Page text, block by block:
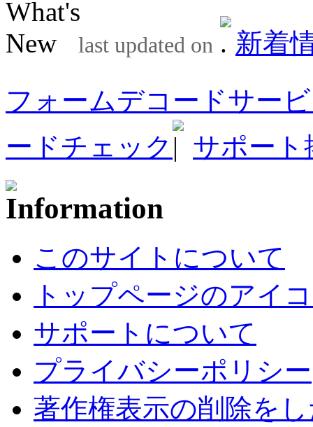
last updated on
新着
フォームデコードサー
ードチェック
サポート
このサイトについて
トップページのアイ
サポートについて
プライバシーポリシー
著作権表示の削除を